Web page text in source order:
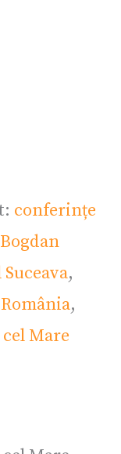
conferințe
Bogdan
,
România,
Mare